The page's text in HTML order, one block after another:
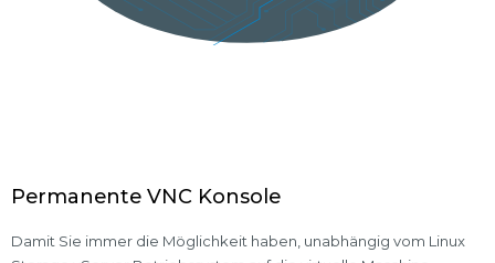
Permanente VNC Konsole
Damit Sie immer die Möglichkeit haben, unabhängig vom Linux